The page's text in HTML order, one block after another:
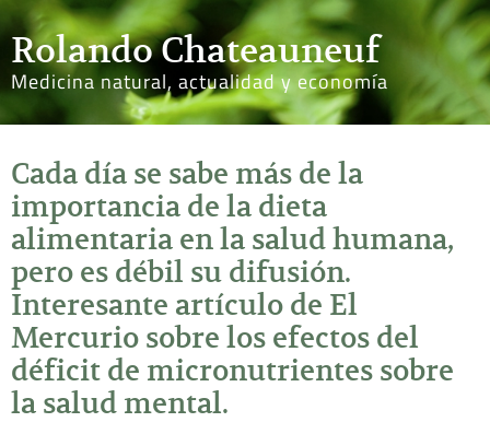
Rolando Chateauneuf
Medicina natural, actualidad y economía
Cada día se sabe más de la
importancia de la dieta
alimentaria en la salud humana,
pero es débil su difusión.
Interesante artículo de El
Mercurio sobre los efectos del
déficit de micronutrientes sobre
la salud mental.